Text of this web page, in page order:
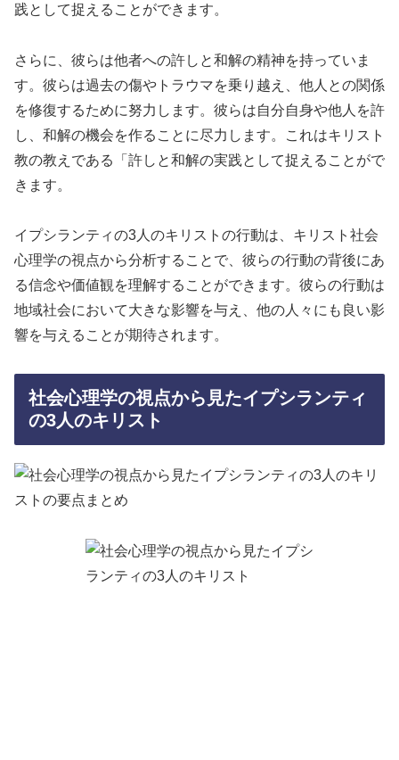
践として捉えることができます。
さらに、彼らは他者への許しと和解の精神を持っていま
す。彼らは過去の傷やトラウマを乗り越え、他人との関係
を修復するために努力します。彼らは自分自身や他人を許
し、和解の機会を作ることに尽力します。これはキリスト
教の教えである「許しと和解の実践として捉えることがで
きます。
イプシランティの3人のキリストの行動は、キリスト社会
心理学の視点から分析することで、彼らの行動の背後にあ
る信念や価値観を理解することができます。彼らの行動は
地域社会において大きな影響を与え、他の人々にも良い影
響を与えることが期待されます。
社会心理学の視点から見たイプシランティ
の3人のキリスト